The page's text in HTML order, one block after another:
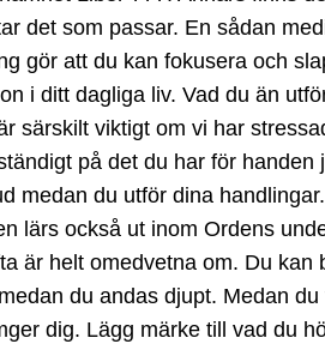
det som passar. En sådan
gör att du kan fokusera och
i ditt dagliga liv. Vad du än
särskilt viktigt om vi har
på det du har för
medan du utför dina
lärs också ut inom Ordens
är helt omedvetna om. Du
du andas djupt. Medan
dig. Lägg märke till vad du